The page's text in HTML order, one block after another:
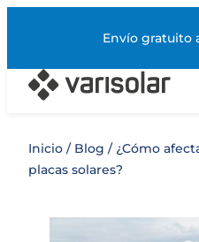
Envío gratuito
Inicio / Blog / ¿Cómo
placas solares?